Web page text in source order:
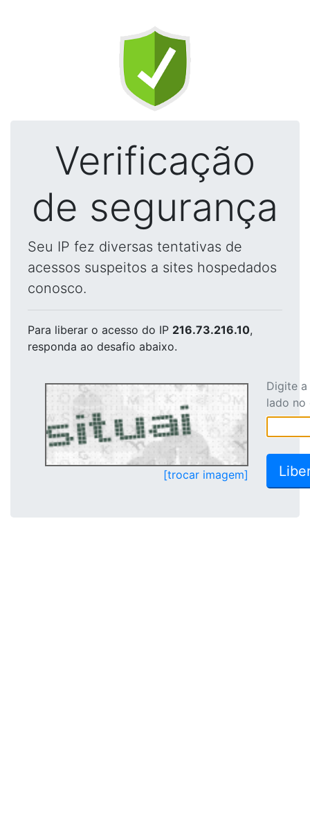
Verificação
de segurança
Seu IP fez diversas tentativas de
acessos suspeitos a sites hospedados
conosco.
Para liberar o acesso do IP 216.73.216.10,
responda ao desafio abaixo.
[trocar imagem]
Digite
lado no